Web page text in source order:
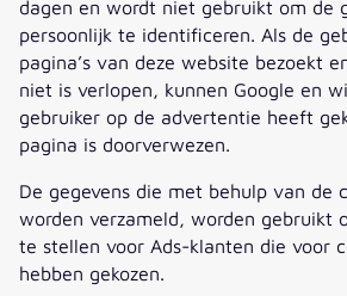
dagen en wordt niet gebruikt om de
persoonlijk te identificeren. Als de
pagina’s van deze website bezoekt
niet is verlopen, kunnen Google en
gebruiker op de advertentie heeft
pagina is doorverwezen.
De gegevens die met behulp van de
worden verzameld, worden gebruikt
te stellen voor Ads-klanten die voor
hebben gekozen.